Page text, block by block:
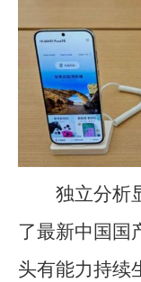
独立分析
了最新中国国
头有能力持续